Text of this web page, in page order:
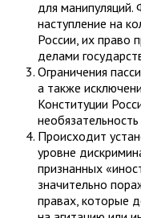
для
наступление на
России, их право
делами
Ограничения
а также
Конституции
Происходит
уровне
признанных
значительно
правах, которые